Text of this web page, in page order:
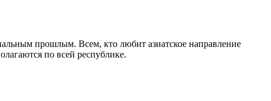
прошлым. Всем, кто любит азиатское направление
по всей республике.